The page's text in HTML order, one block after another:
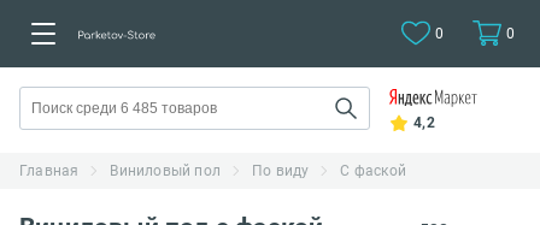
0 0
4,2
Главная Виниловый пол По виду С фаской